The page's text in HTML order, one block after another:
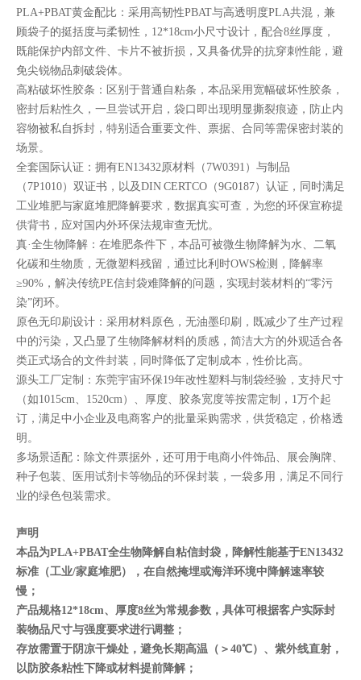
PLA+PBAT黄金配比：采用高韧性PBAT与高透明度PLA共混，兼
顾袋子的挺括度与柔韧性，12*18cm小尺寸设计，配合8丝厚度，
既能保护内部文件、卡片不被折损，又具备优异的抗穿刺性能，避
免尖锐物品刺破袋体。
高粘破坏性胶条：区别于普通自粘条，本品采用宽幅破坏性胶条，
密封后粘性久，一旦尝试开启，袋口即出现明显撕裂痕迹，防止内
容物被私自拆封，特别适合重要文件、票据、合同等需保密封装的
场景。
全套国际认证：拥有EN13432原材料（7W0391）与制品
（7P1010）双证书，以及DIN CERTCO（9G0187）认证，同时满足
工业堆肥与家庭堆肥降解要求，数据真实可查，为您的环保宣称提
供背书，应对国内外环保法规审查无忧。
真·全生物降解：在堆肥条件下，本品可被微生物降解为水、二氧
化碳和生物质，无微塑料残留，通过比利时OWS检测，降解率
≥90%，解决传统PE信封袋难降解的问题，实现封装材料的“零污
染”闭环。
原色无印刷设计：采用材料原色，无油墨印刷，既减少了生产过程
中的污染，又凸显了生物降解材料的质感，简洁大方的外观适合各
类正式场合的文件封装，同时降低了定制成本，性价比高。
源头工厂定制：东莞宇宙环保19年改性塑料与制袋经验，支持尺寸
（如1015cm、1520cm）、厚度、胶条宽度等按需定制，1万个起
订，满足中小企业及电商客户的批量采购需求，供货稳定，价格透
明。
多场景适配：除文件票据外，还可用于电商小件饰品、展会胸牌、
种子包装、医用试剂卡等物品的环保封装，一袋多用，满足不同行
业的绿色包装需求。
声明
本品为PLA+PBAT全生物降解自粘信封袋，降解性能基于EN13432
标准（工业/家庭堆肥），在自然掩埋或海洋环境中降解速率较
慢；
产品规格12*18cm、厚度8丝为常规参数，具体可根据客户实际封
装物品尺寸与强度要求进行调整；
存放需置于阴凉干燥处，避免长期高温（＞40℃）、紫外线直射，
以防胶条粘性下降或材料提前降解；